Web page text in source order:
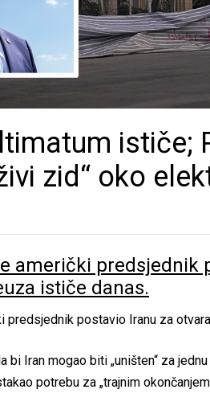
ističe;
zid“ oko
američki predsjednik
ističe danas.
predsjednik postavio Iranu za
bi Iran mogao biti „uništen“ za
potrebu za „trajnim